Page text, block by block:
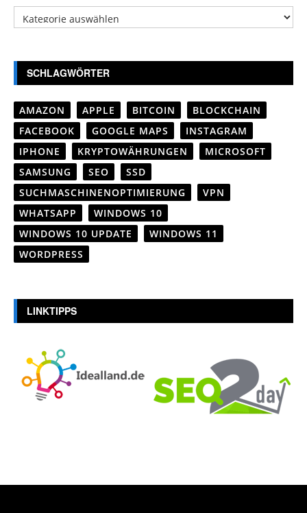
Kategorien
SCHLAGWÖRTER
AMAZON APPLE BITCOIN
BLOCKCHAIN
FACEBOOK
GOOGLE MAPS
INSTAGRAM
IPHONE
KRYPTOWÄHRUNGEN
MICROSOFT
SAMSUNG
SEO
SSD
SUCHMASCHINENOPTIMIERUNG
VPN
WHATSAPP
WINDOWS 10
WINDOWS 10 UPDATE
WINDOWS 11
WORDPRESS
LINKTIPPS